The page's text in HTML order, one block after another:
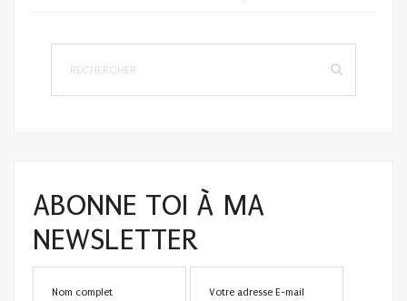
ABONNE TOI À MA
NEWSLETTER